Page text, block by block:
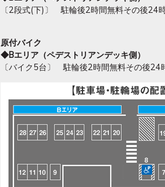
〔2段式(下)〕 駐輪後2時間無料その後24
原付バイク
◆Bエリア（ペデストリアンデッキ側）
〔バイク5台〕 駐輪後2時間無料その後24